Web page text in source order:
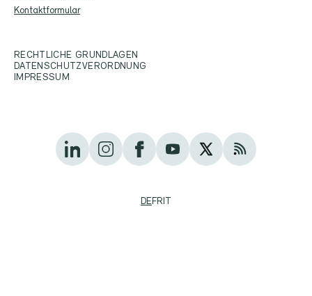
Kontaktformular
RECHTLICHE GRUNDLAGEN
DATENSCHUTZVERORDNUNG
IMPRESSUM
DEFRIT